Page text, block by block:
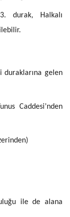
durak, Halkalı
duraklarına gelen
Caddesi’nden
ile de alana